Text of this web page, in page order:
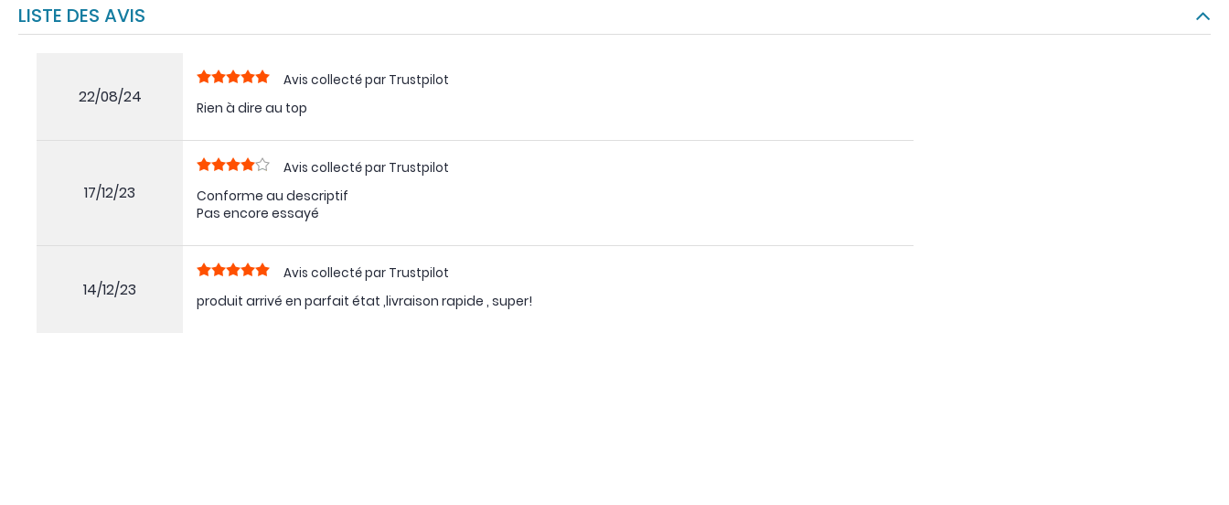
LISTE DES AVIS
22/08/24
Avis collecté par Trustpilot
Rien à dire au top
17/12/23
Avis collecté par Trustpilot
Conforme au descriptif
Pas encore essayé
14/12/23
Avis collecté par Trustpilot
produit arrivé en parfait état ,livraison rapide , super!